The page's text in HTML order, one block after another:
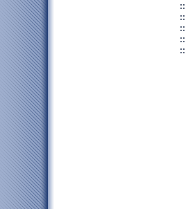
::
::
::
::
::